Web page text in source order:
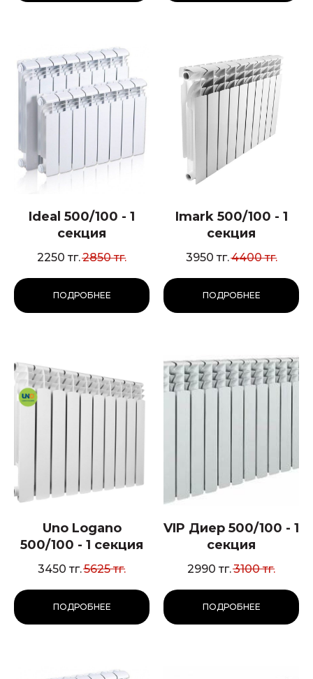
Ideal 500/100 - 1
секция
2250 тг.2850 тг.
ПОДРОБНЕЕ
Imark 500/100 - 1
секция
3950 тг.4400 тг.
ПОДРОБНЕЕ
Uno Logano
500/100 - 1 секция
3450 тг.5625 тг.
ПОДРОБНЕЕ
VIP Диер 500/100 - 1
секция
2990 тг.3100 тг.
ПОДРОБНЕЕ